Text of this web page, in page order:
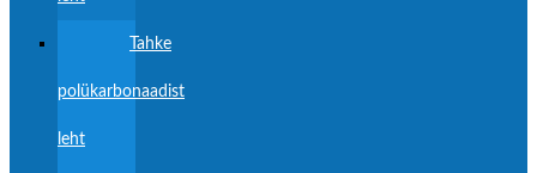
Tahke
polükarbonaadist
leht